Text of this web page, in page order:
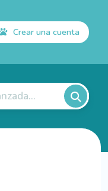
Crear una cuenta